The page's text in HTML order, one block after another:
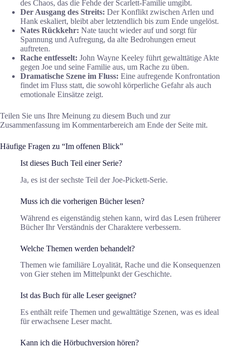
des Chaos, das die Fehde der Scarlett-Familie umgibt.
Der Ausgang des Streits: Der Konflikt zwischen Arlen und
Hank eskaliert, bleibt aber letztendlich bis zum Ende ungelöst.
Nates Rückkehr: Nate taucht wieder auf und sorgt für
Spannung und Aufregung, da alte Bedrohungen erneut
auftreten.
Rache entfesselt: John Wayne Keeley führt gewalttätige Akte
gegen Joe und seine Familie aus, um Rache zu üben.
Dramatische Szene im Fluss: Eine aufregende Konfrontation
findet im Fluss statt, die sowohl körperliche Gefahr als auch
emotionale Einsätze zeigt.
Teilen Sie uns Ihre Meinung zu diesem Buch und zur
Zusammenfassung im Kommentarbereich am Ende der Seite mit.
Häufige Fragen zu “Im offenen Blick”
Ist dieses Buch Teil einer Serie?
Ja, es ist der sechste Teil der Joe-Pickett-Serie.
Muss ich die vorherigen Bücher lesen?
Während es eigenständig stehen kann, wird das Lesen früherer
Bücher Ihr Verständnis der Charaktere verbessern.
Welche Themen werden behandelt?
Themen wie familiäre Loyalität, Rache und die Konsequenzen
von Gier stehen im Mittelpunkt der Geschichte.
Ist das Buch für alle Leser geeignet?
Es enthält reife Themen und gewalttätige Szenen, was es ideal
für erwachsene Leser macht.
Kann ich die Hörbuchversion hören?